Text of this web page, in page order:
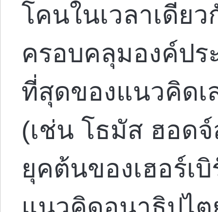
โคนในเวลาเดีย
ครอบคลุมองค์ปร
ที่สุดของแนวคิดเ
(เช่น โธมัส ฮอด
ยุคต้นของเฮอร์เ